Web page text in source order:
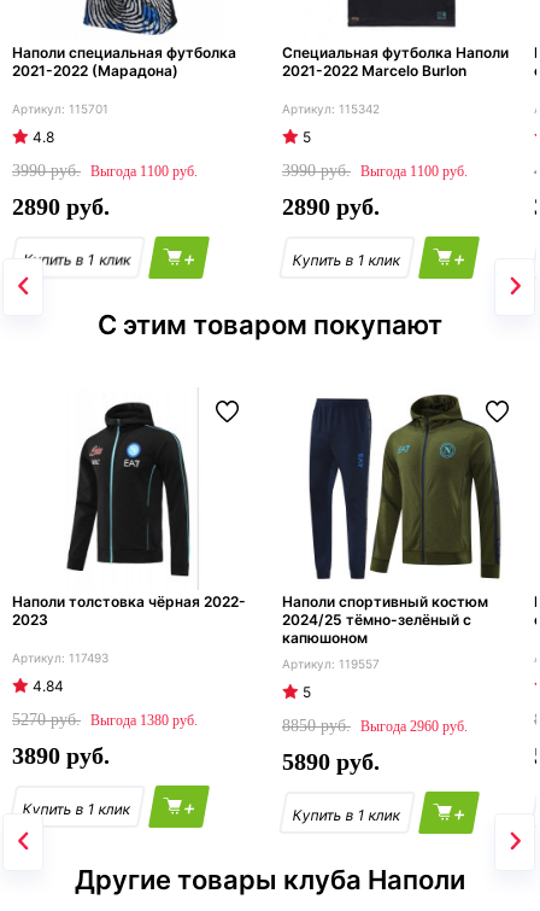
Наполи специальная футболка
2021-2022 (Марадона)
115701
4.8
3990
1100
2890
+
Специальная футболка Наполи
2021-2022 Marcelo Burlon
115342
5
3990
1100
2890
+
С этим товаром покупают
Наполи толстовка чёрная 2022-
2023
117493
4.84
5270
1380
3890
+
Наполи спортивный костюм
2024/25 тёмно-зелёный с
капюшоном
119557
5
8850
2960
5890
+
Другие товары клуба Наполи